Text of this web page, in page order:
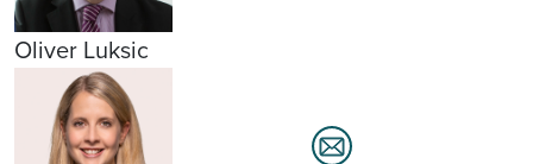
Oliver Luksic